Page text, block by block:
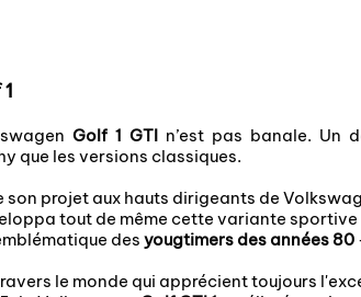
Golf 1 GTI n’est pas banale. Un
que les versions classiques.
son projet aux hauts dirigeants de
tout de même cette variante sportive
des yougtimers des années 80
le monde qui apprécient toujours